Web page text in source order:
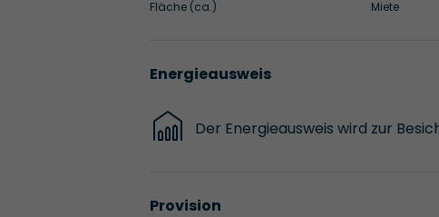
Fläche (ca.) Miete
Energieausweis
Der Energieausweis wird zur
Provision